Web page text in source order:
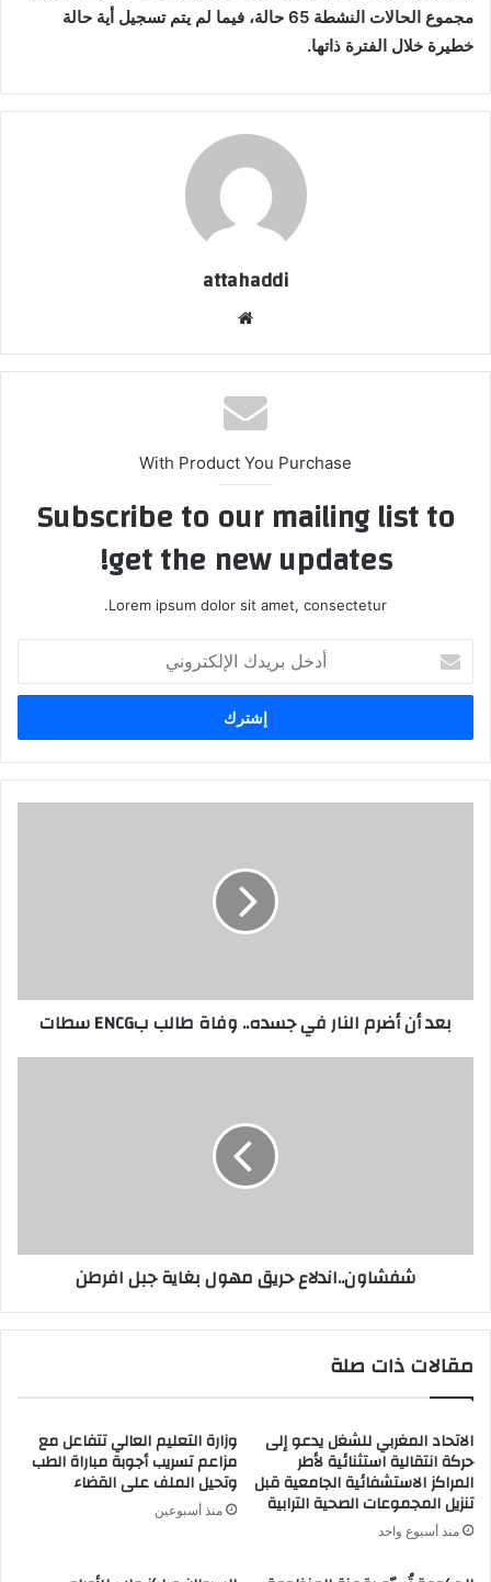
مجموع الحالات النشطة 65 حالة، فيما لم يتم تسجيل أية حالة
خطيرة خلال الفترة ذاتها.
attahaddi
With Product You Purchase
Subscribe to our mailing list to
get the new updates!
Lorem ipsum dolor sit amet, consectetur.
بريدك
الإلكتروني
بعد أن أضرم النار في جسده.. وفاة طالب بENCG سطات
شفشاون..اندلاع حريق مهول بغاية جبل افرطن
مقالات ذات صلة
الاتحاد المغربي للشغل يدعو إلى
حركة انتقالية استثنائية لأطر
المراكز الاستشفائية الجامعية قبل
تنزيل المجموعات الصحية الترابية
منذ أسبوع واحد
وزارة التعليم العالي تتفاعل مع
مزاعم تسريب أجوبة مباراة الطب
وتحيل الملف على القضاء
منذ أسبوعين